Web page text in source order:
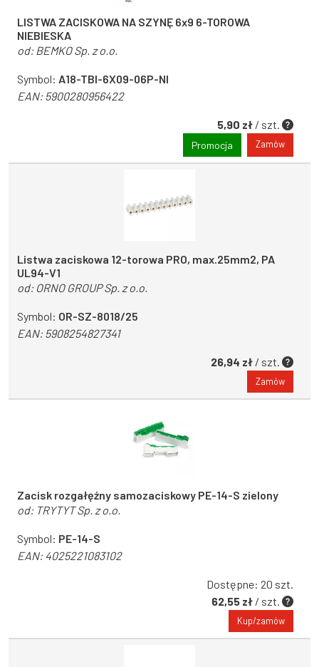
LISTWA ZACISKOWA NA SZYNĘ 6x9 6-TOROWA
NIEBIESKA
od: BEMKO Sp. z o.o.
Symbol: A18-TBI-6X09-06P-NI
EAN:5900280956422
5,90 zł / szt.
Promocja Zamów
Listwa zaciskowa 12-torowa PRO, max.25mm2, PA
UL94-V1
od: ORNO GROUP Sp. z o.o.
Symbol: OR-SZ-8018/25
EAN:5908254827341
26,94 zł / szt.
Zamów
Zacisk rozgałęźny samozaciskowy PE-14-S zielony
od: TRYTYT Sp. z o.o.
Symbol: PE-14-S
EAN:4025221083102
Dostępne: 20 szt.
62,55 zł / szt.
Kup/zamów